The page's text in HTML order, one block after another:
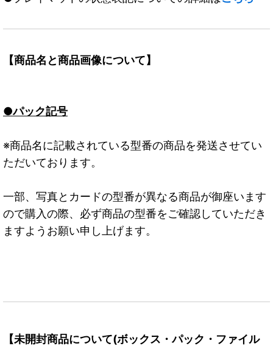
【商品名と商品画像について】
●パック記号
※商品名に記載されている型番の商品を発送させてい
ただいております。
一部、写真とカードの型番が異なる商品が御座います
ので購入の際、必ず商品の型番をご確認していただき
ますようお願い申し上げます。
【未開封商品について(ボックス・パック・ファイル